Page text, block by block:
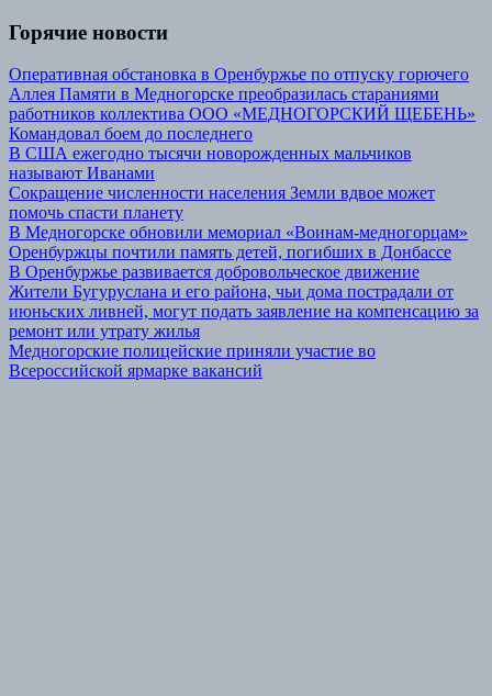
Горячие новости
Оперативная обстановка в Оренбуржье по отпуску горючего
Аллея Памяти в Медногорске преобразилась стараниями
работников коллектива ООО «МЕДНОГОРСКИЙ ЩЕБЕНЬ»
Командовал боем до последнего
В США ежегодно тысячи новорожденных мальчиков
называют Иванами
Сокращение численности населения Земли вдвое может
помочь спасти планету
В Медногорске обновили мемориал «Воинам-медногорцам»
Оренбуржцы почтили память детей, погибших в Донбассе
В Оренбуржье развивается добровольческое движение
Жители Бугуруслана и его района, чьи дома пострадали от
июньских ливней, могут подать заявление на компенсацию за
ремонт или утрату жилья
Медногорские полицейские приняли участие во
Всероссийской ярмарке вакансий